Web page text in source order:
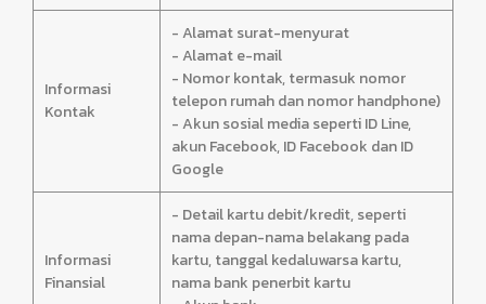
Informasi
Kontak
- Alamat surat-menyurat
- Alamat e-mail
- Nomor kontak, termasuk nomor
telepon rumah dan nomor handphone)
- Akun sosial media seperti ID Line,
akun Facebook, ID Facebook dan ID
Google
Informasi
Finansial
- Detail kartu debit/kredit, seperti
nama depan-nama belakang pada
kartu, tanggal kedaluwarsa kartu,
nama bank penerbit kartu